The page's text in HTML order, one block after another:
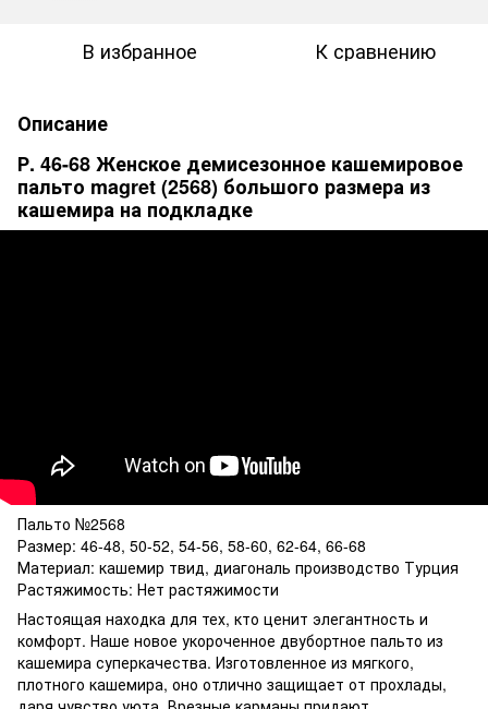
В избранное К сравнению
Описание
Р. 46-68 Женское демисезонное кашемировое
пальто magret (2568) большого размера из
кашемира на подкладке
Пальто №2568
Размер: 46-48, 50-52, 54-56, 58-60, 62-64, 66-68
Материал: кашемир твид, диагональ производство Турция
Растяжимость: Нет растяжимости
Настоящая находка для тех, кто ценит элегантность и
комфорт. Наше новое укороченное двубортное пальто из
кашемира суперкачества. Изготовленное из мягкого,
плотного кашемира, оно отлично защищает от прохлады,